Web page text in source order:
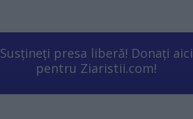
Susțineți presa liberă! Donați aici
pentru Ziaristii.com!